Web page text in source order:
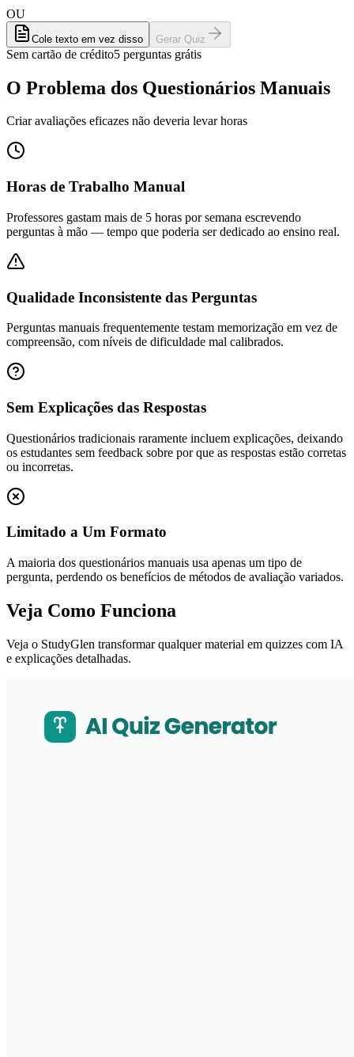
OU
Cole texto em vez disso Gerar Quiz
Sem cartão de crédito5 perguntas grátis
O Problema dos Questionários Manuais
Criar avaliações eficazes não deveria levar horas
Horas de Trabalho Manual
Professores gastam mais de 5 horas por semana escrevendo
perguntas à mão — tempo que poderia ser dedicado ao ensino real.
Qualidade Inconsistente das Perguntas
Perguntas manuais frequentemente testam memorização em vez de
compreensão, com níveis de dificuldade mal calibrados.
Sem Explicações das Respostas
Questionários tradicionais raramente incluem explicações, deixando
os estudantes sem feedback sobre por que as respostas estão corretas
ou incorretas.
Limitado a Um Formato
A maioria dos questionários manuais usa apenas um tipo de
pergunta, perdendo os benefícios de métodos de avaliação variados.
Veja Como Funciona
Veja o StudyGlen transformar qualquer material em quizzes com IA
e explicações detalhadas.